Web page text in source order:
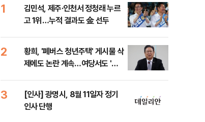
1
김민석, 제주·인천서 정청래 누르
고 1위…누적 결과도 金 선두
2
황희, '폐버스 청년주택' 게시물 삭
제에도 논란 계속…여당서도 '내
3
[인사] 광명시, 8월 11일자 정기
인사 단행